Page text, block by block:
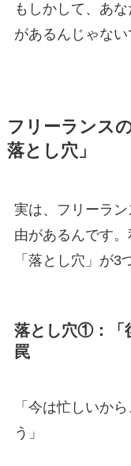
もしかして、あ
があるんじゃない
フリーランス
落とし穴」
実は、フリーラ
由があるんです
「落とし穴」が3
落とし穴①：「
罠
「今は忙しいか
う」